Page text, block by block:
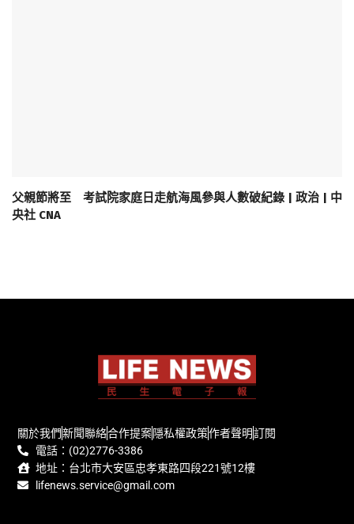
父親節將至 考試院家庭日走航海風參與人數破紀錄 | 政治 | 中
央社 CNA
關於我們新聞聯絡合作提案隱私權政策作者聲明訂閱
電話：(02)2776-3386
地址：台北市大安區忠孝東路四段221號12樓
lifenews.service@gmail.com